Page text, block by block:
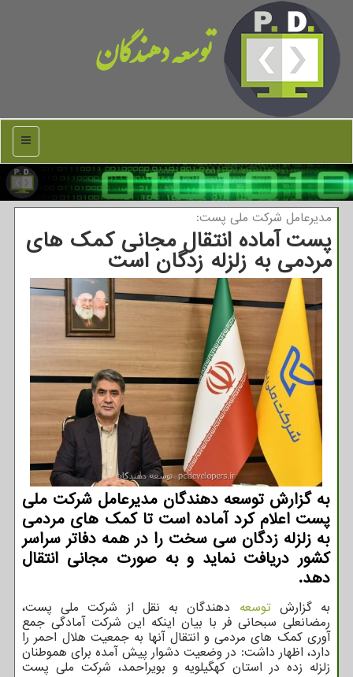
توسعه دهندگان
منو
مدیرعامل شركت ملی پست:
پست آماده انتقال مجانی كمك های
مردمی به زلزله زدگان است
به گزارش توسعه دهندگان مدیرعامل شرکت ملی
پست اعلام کرد آماده است تا کمک های مردمی
به زلزله زدگان سی سخت را در همه دفاتر سراسر
کشور دریافت نماید و به صورت مجانی انتقال
دهد.
به گزارشتوسعه دهندگان به نقل از شرکت ملی پست،
رمضانعلی سبحانی فر با بیان اینکه این شرکت آمادگی جمع
آوری کمک های مردمی و انتقال آنها به جمعیت هلال احمر را
دارد، اظهار داشت: در وضعیت دشوار پیش آمده برای هموطنان
زلزله زده در استان کهگیلویه و بویراحمد، شرکت ملی پست